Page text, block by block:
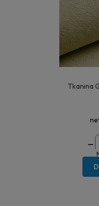
Tkanina